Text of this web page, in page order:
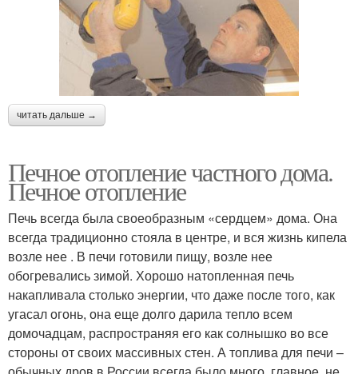
читать дальше →
Печное отопление частного дома.
Печное отопление
Печь всегда была своеобразным «сердцем» дома. Она
всегда традиционно стояла в центре, и вся жизнь кипела
возле нее . В печи готовили пищу, возле нее
обогревались зимой. Хорошо натопленная печь
накапливала столько энергии, что даже после того, как
угасал огонь, она еще долго дарила тепло всем
домочадцам, распространяя его как солнышко во все
стороны от своих массивных стен. А топлива для печи –